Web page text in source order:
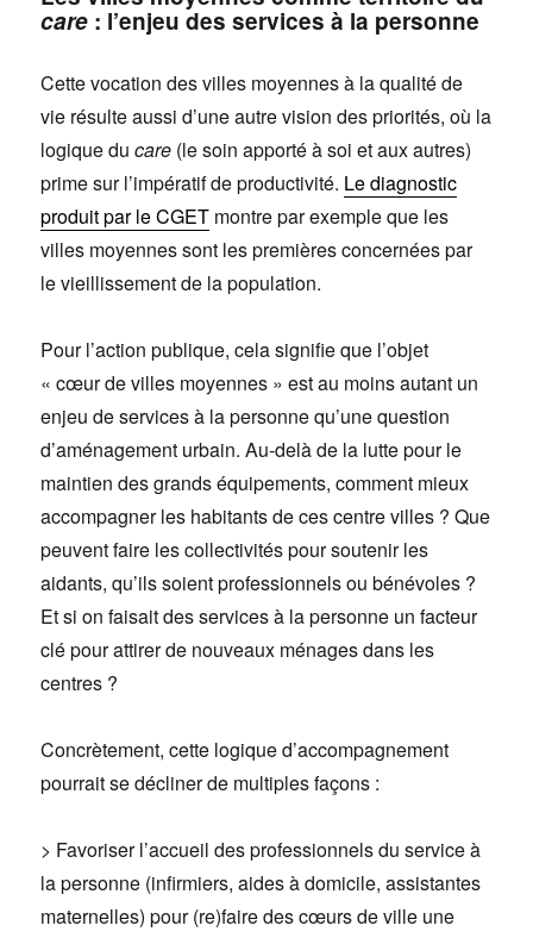
care : l’enjeu des services à la personne
Cette vocation des villes moyennes à la qualité de
vie résulte aussi d’une autre vision des priorités, où la
logique ducare (le soin apporté à soi et aux autres)
prime sur l’impératif de productivité. Le diagnostic
produit par le CGET montre par exemple que les
villes moyennes sont les premières concernées par
le vieillissement de la population.
Pour l’action publique, cela signifie que l’objet
« cœur de villes moyennes » est au moins autant un
enjeu de services à la personne qu’une question
d’aménagement urbain. Au-delà de la lutte pour le
maintien des grands équipements, comment mieux
accompagner les habitants de ces centre villes ? Que
peuvent faire les collectivités pour soutenir les
aidants, qu’ils soient professionnels ou bénévoles ?
Et si on faisait des services à la personne un facteur
clé pour attirer de nouveaux ménages dans les
centres ?
Concrètement, cette logique d’accompagnement
pourrait se décliner de multiples façons :
> Favoriser l’accueil des professionnels du service à
la personne (infirmiers, aides à domicile, assistantes
maternelles) pour (re)faire des cœurs de ville une